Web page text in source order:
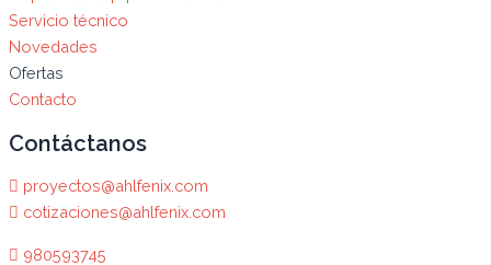
Servicio técnico
Novedades
Ofertas
Contacto
Contáctanos
proyectos@ahlfenix.com
cotizaciones@ahlfenix.com
980593745